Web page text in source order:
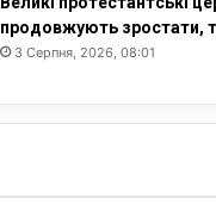
продовжують зростати,
3 Серпня, 2026, 08:01